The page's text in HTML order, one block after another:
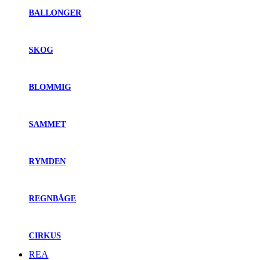
BALLONGER
SKOG
BLOMMIG
SAMMET
RYMDEN
REGNBÅGE
CIRKUS
REA